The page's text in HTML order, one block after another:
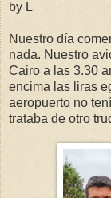
by L
Nuestro día
nada. Nuestro
Cairo a las 3.30
encima las liras
aeropuerto no
trataba de otro